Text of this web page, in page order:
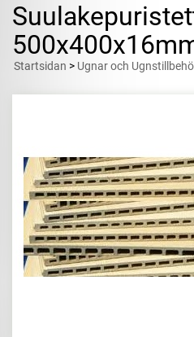
Startsidan > Ugnar och